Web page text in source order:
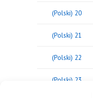
(Polski) 20
(Polski) 21
(Polski) 22
(Polski) 23